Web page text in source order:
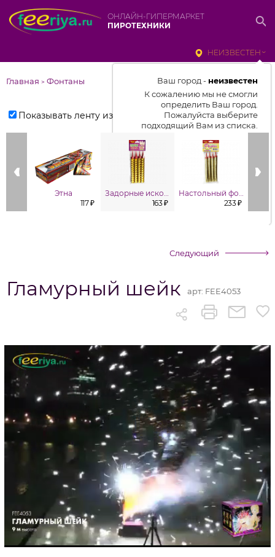
ОНЛАЙН-ГИПЕРМАРКЕТ
ПИРОТЕХНИКИ
НЕИЗВЕСТЕН
Ваш город - неизвестен
К сожалению мы не смогли
определить Ваш город.
Пожалуйста выберите
подходящий Вам из списка.
Выбрать город
От выбранного города зависит
отображаемый ассортимент,
цены, наличие и условия
доставки
Главная > Фонтаны
Показывать ленту изделий
Этна
117 ₽
Задорные искорки
163 ₽
Настольный фонтан (в уп. 4шт.)
233 ₽
Следующий
Гламурный шейк арт: FEE4053